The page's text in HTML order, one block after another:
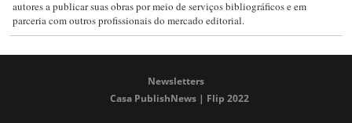
autores a publicar suas obras por meio de serviços bibliográficos e em
parceria com outros profissionais do mercado editorial.
Newsletters
Casa PublishNews | Flip 2022